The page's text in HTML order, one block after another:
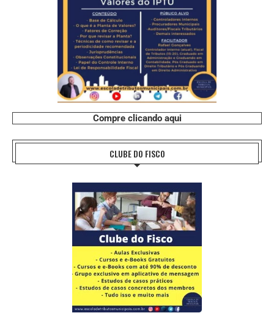
Compre clicando aqui
CLUBE DO FISCO